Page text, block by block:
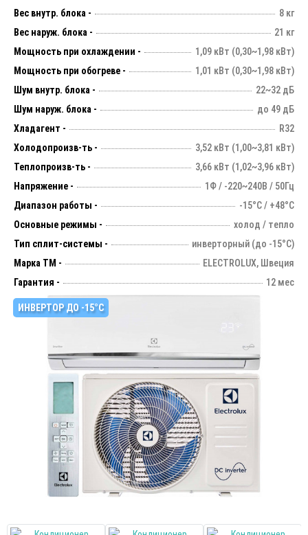
Вес внутр. блока -
8 кг
Вес наруж. блока -
21 кг
Мощность при охлаждении -
1,09 кВт (0,30~1,98 кВт)
Мощность при обогреве -
1,01 кВт (0,30~1,98 кВт)
Шум внутр. блока -
22~32 дБ
Шум наруж. блока -
до 49 дБ
Хладагент -
R32
Холодопроизв-ть -
3,52 кВт (1,00~3,81 кВт)
Теплопроизв-ть -
3,66 кВт (1,02~3,96 кВт)
Напряжение -
1Ф / -220~240В / 50Гц
Диапазон работы -
-15°С / +48°С
Основные режимы -
холод / тепло
Тип сплит-системы -
инверторный (до -15°С)
Марка ТМ -
ELECTROLUX, Швеция
Гарантия -
12 мес
ИНВЕРТОР ДО -15°С